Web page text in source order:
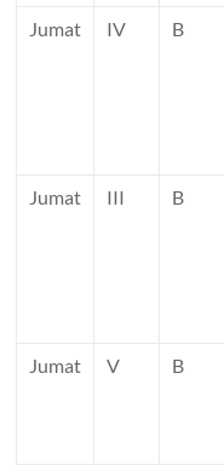
Jumat IV B
Jumat III B
Jumat V B